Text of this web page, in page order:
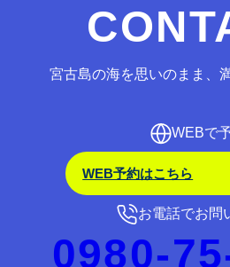
宮古島の海を思いのまま、
WEBで
WEB予約はこちら
お電話でお問
0980-